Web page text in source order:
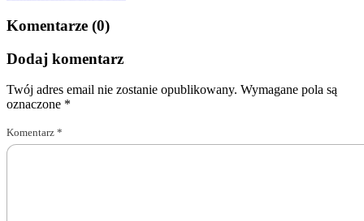
Komentarze (0)
Dodaj komentarz
Twój adres email nie zostanie opublikowany. Wymagane pola są
oznaczone *
Komentarz *